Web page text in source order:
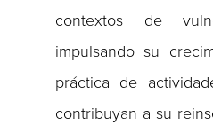
contextos de
impulsando su
práctica de
contribuyan a su